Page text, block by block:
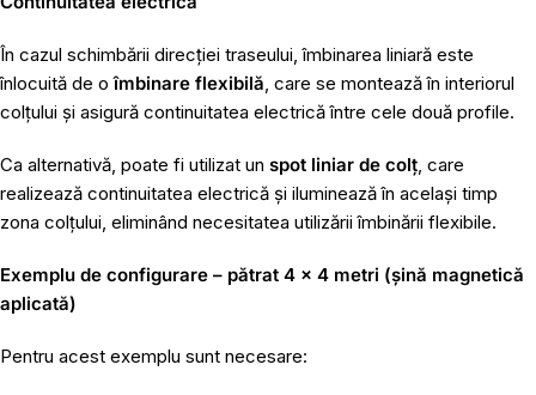
În cazul schimbării direcției traseului, îmbinarea liniară este
înlocuită de oîmbinare flexibilă, care se montează în interiorul
colțului și asigură continuitatea electrică între cele două profile.
Ca alternativă, poate fi utilizat un spot liniar de colț, care
realizează continuitatea electrică și iluminează în același timp
zona colțului, eliminând necesitatea utilizării îmbinării flexibile.
Exemplu de configurare – pătrat 4 × 4 metri (șină magnetică
aplicată)
Pentru acest exemplu sunt necesare: